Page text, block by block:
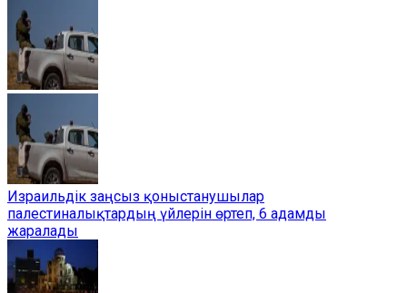
Израильдік заңсыз қоныстанушылар
палестиналықтардың үйлерін өртеп, 6 адамды
жаралады